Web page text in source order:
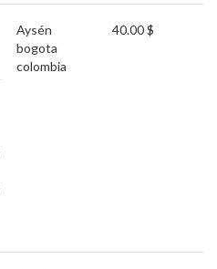
Aysén
bogota
colombia
40.00 $